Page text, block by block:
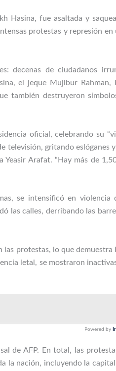
Hasina, fue asaltada y
protestas y represión en
decenas de ciudadanos
el jeque Mujibur Rahman,
también destruyeron
oficial, celebrando su
televisión, gritando eslóganes
Arafat. “Hay más de
se intensificó en violencia
las calles, derribando las
protestas, lo que demuestra
letal, se mostraron
Powered by
de AFP. En total, las
la nación, incluyendo la